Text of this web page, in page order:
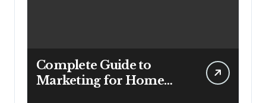
Complete Guide to
Marketing for Home